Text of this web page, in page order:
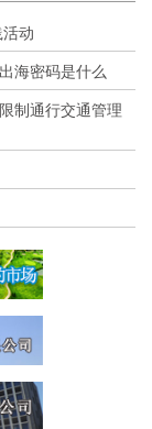
动
海密码是什么
制通行交通管理